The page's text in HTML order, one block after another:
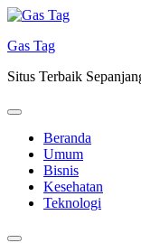
Skip
content
Gas Tag
Situs Terbaik
Beranda
Umum
Bisnis
Kesehatan
Teknologi